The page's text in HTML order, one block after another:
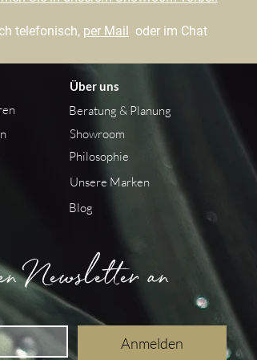
telefonisch, per Mail oder im Chat
Über uns
Beratung & Planung
Showroom
Philosophie
Unsere Marken
Blog
Newsletter an
Anmelden